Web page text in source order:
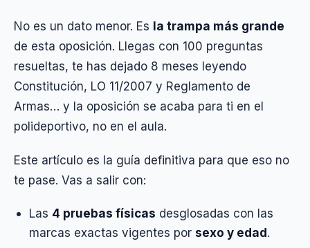
No es un dato menor. Es la trampa más grande
de esta oposición. Llegas con 100 preguntas
resueltas, te has dejado 8 meses leyendo
Constitución, LO 11/2007 y Reglamento de
Armas… y la oposición se acaba para ti en el
polideportivo, no en el aula.
Este artículo es la guía definitiva para que eso no
te pase. Vas a salir con:
Las 4 pruebas físicas desglosadas con las
marcas exactas vigentes porsexo y edad.